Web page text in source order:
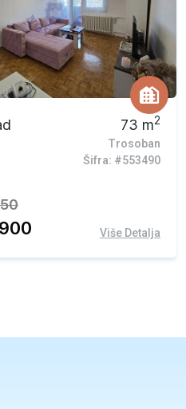
ponuda
73 m2
Trosoban
Šifra: #553490
Više Detalja